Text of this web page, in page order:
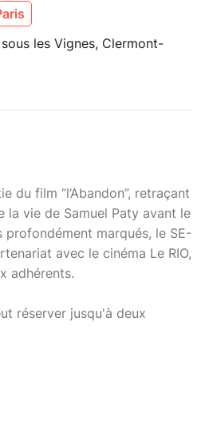
les Vignes, Clermont-
du film “l’Abandon”, retraçant
la vie de Samuel Paty avant le
profondément marqués, le SE-
avec le cinéma Le RIO,
adhérents.
réserver jusqu'à deux